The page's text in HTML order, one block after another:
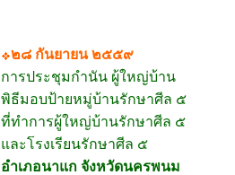
๒๘ กันยายน ๒๕๕๙
การประชุมกำนัน ผู้ใหญ่บ้าน
พิธีมอบป้ายหมู่บ้านรักษาศีล ๕
ที่ทำการผู้ใหญ่บ้านรักษาศีล ๕
และโรงเรียนรักษาศีล ๕
อำเภอนาแก จังหวัดนครพนม